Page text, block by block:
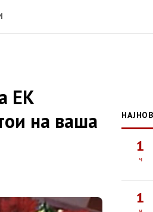
ЕК
на ваша
1
ч
1